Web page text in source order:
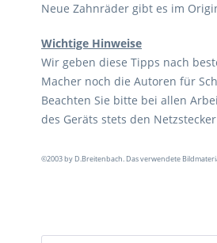
Neue Zahnräder gibt es im
Wichtige Hinweise
Wir geben diese Tipps nach
Macher noch die Autoren für
Beachten Sie bitte bei allen
des Geräts stets den
©2003 by D.Breitenbach. Das verwendete